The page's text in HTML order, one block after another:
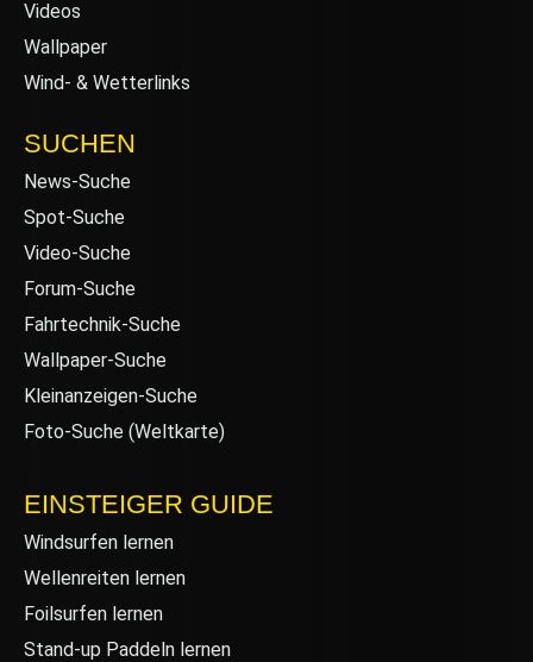
Videos
Wallpaper
Wind- & Wetterlinks
SUCHEN
News-Suche
Spot-Suche
Video-Suche
Forum-Suche
Fahrtechnik-Suche
Wallpaper-Suche
Kleinanzeigen-Suche
Foto-Suche (Weltkarte)
EINSTEIGER GUIDE
Windsurfen lernen
Wellenreiten lernen
Foilsurfen lernen
Stand-up Paddeln lernen